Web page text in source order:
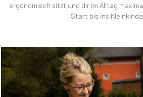
ergonomisch sitzt und dir im Alltag
Start bis ins